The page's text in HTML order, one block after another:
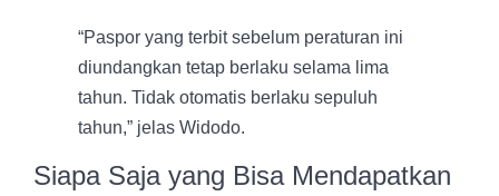
“Paspor yang terbit sebelum peraturan ini
diundangkan tetap berlaku selama lima
tahun. Tidak otomatis berlaku sepuluh
tahun,” jelas Widodo.
Siapa Saja yang Bisa Mendapatkan